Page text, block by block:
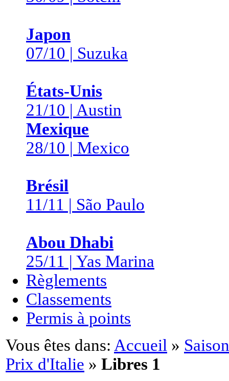
Japon
07/10 | Suzuka
États-Unis
21/10 | Austin
Mexique
28/10 | Mexico
Brésil
11/11 | São Paulo
Abou Dhabi
25/11 | Yas Marina
Règlements
Classements
Permis à points
Vous êtes dans: Accueil »
Prix d'Italie » Libres 1